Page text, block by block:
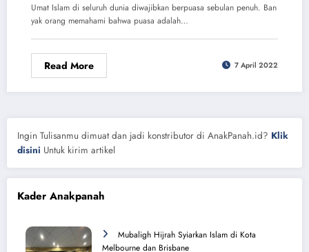
Umat Islam di seluruh dunia diwajibkan berpuasa sebulan penuh. Ban
yak orang memahami bahwa puasa adalah…
Read More 7 April 2022
Ingin Tulisanmu dimuat dan jadi konstributor di AnakPanah.id? Klik
disini Untuk kirim artikel
Kader Anakpanah
Mubaligh Hijrah Syiarkan Islam di Kota
Melbourne dan Brisbane